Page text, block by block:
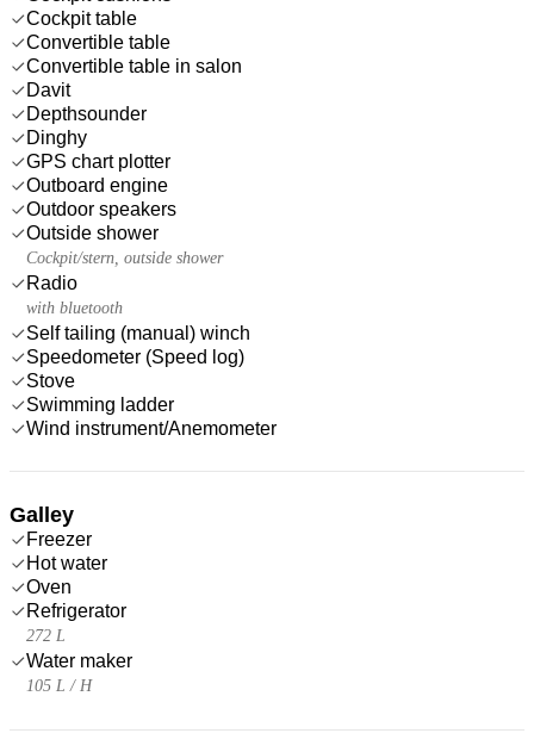
Cockpit table
Convertible table
Convertible table in salon
Davit
Depthsounder
Dinghy
GPS chart plotter
Outboard engine
Outdoor speakers
Outside shower
Cockpit/stern, outside shower
Radio
with bluetooth
Self tailing (manual) winch
Speedometer (Speed log)
Stove
Swimming ladder
Wind instrument/Anemometer
Galley
Freezer
Hot water
Oven
Refrigerator
272 L
Water maker
105 L / H